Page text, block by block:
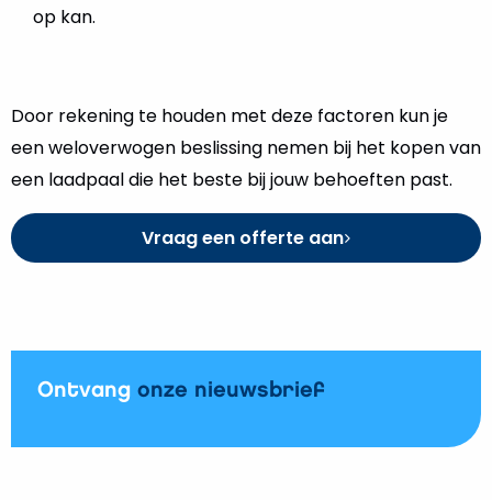
op kan.
Door rekening te houden met deze factoren kun je
een weloverwogen beslissing nemen bij het kopen van
een laadpaal die het beste bij jouw behoeften past.
Vraag een offerte aan
Ontvang onze nieuwsbrief